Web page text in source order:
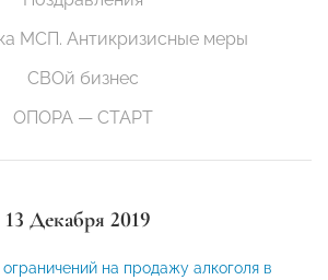
МСП. Антикризисные меры
СВОй бизнес
ОПОРА — СТАРТ
13 Декабря 2019
на продажу алкоголя в